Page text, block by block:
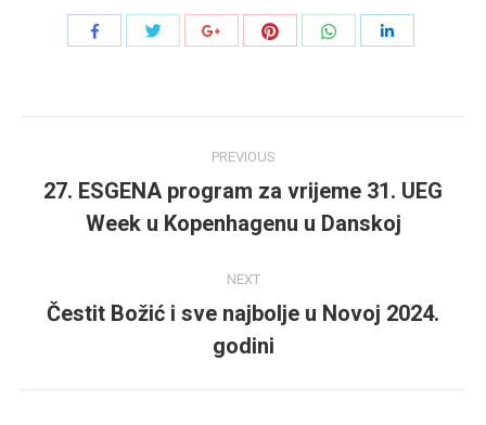
Share
Share
Share
Share
Share
navigation
PREVIOUS
Previous
post:
27. ESGENA program za vrijeme 31. UEG
Week u Kopenhagenu u Danskoj
NEXT
Next
post:
Čestit Božić i sve najbolje u Novoj 2024.
godini